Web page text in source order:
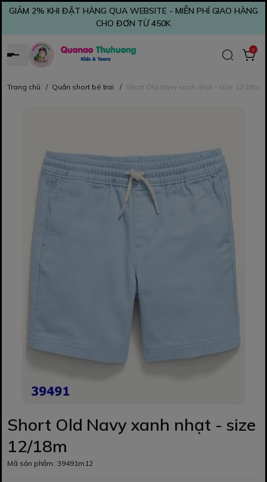
GIẢM 2% KHI ĐẶT HÀNG QUA WEBSITE - MIỄN PHÍ GIAO HÀNG
CHO ĐƠN TỪ 450K
0
Trang chủ / Quần short bé trai / Short Old Navy xanh nhạt - size 12/18m
Short Old Navy xanh nhạt - size
12/18m
Mã sản phẩm: 39491m12